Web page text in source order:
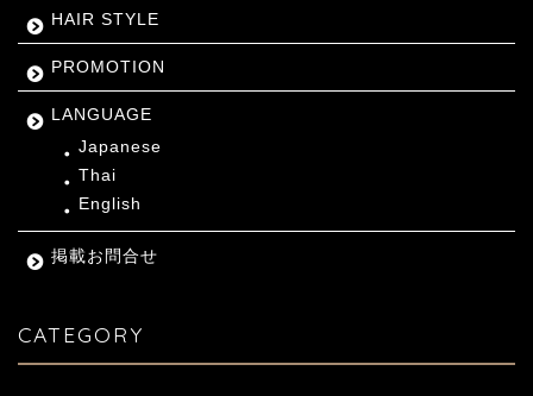
HAIR STYLE
PROMOTION
LANGUAGE
Japanese
Thai
English
掲載お問合せ
CATEGORY